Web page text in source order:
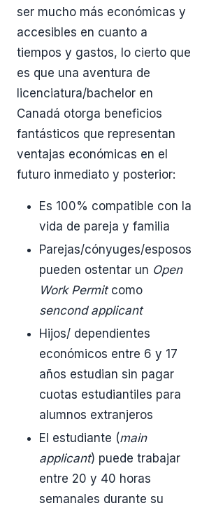
ser mucho más económicas y
accesibles en cuanto a
tiempos y gastos, lo cierto que
es que una aventura de
licenciatura/bachelor en
Canadá otorga beneficios
fantásticos que representan
ventajas económicas en el
futuro inmediato y posterior:
Es 100% compatible con la
vida de pareja y familia
Parejas/cónyuges/esposos
pueden ostentar un Open
Work Permitcomo
sencond applicant
Hijos/ dependientes
económicos entre 6 y 17
años estudian sin pagar
cuotas estudiantiles para
alumnos extranjeros
El estudiante (main
applicant) puede trabajar
entre 20 y 40 horas
semanales durante su